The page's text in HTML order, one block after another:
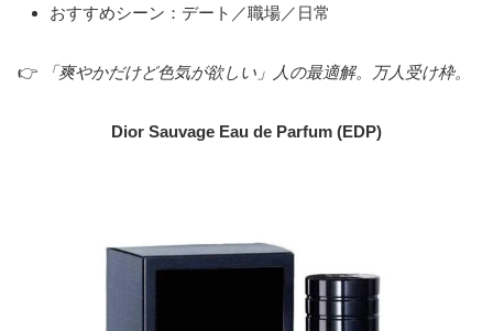
おすすめシーン：デート／職場／日常
👉 「爽やかだけど色気が欲しい」人の最適解。万人受け枠。
Dior Sauvage Eau de Parfum (EDP)